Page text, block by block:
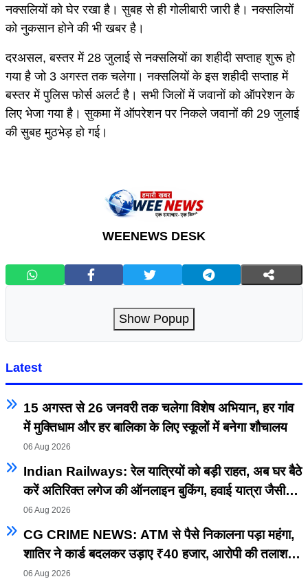
नक्सलियों को घेर रखा है। सुबह से ही गोलीबारी जारी है। नक्सलियों
को नुकसान होने की भी खबर है।
दरअसल, बस्तर में 28 जुलाई से नक्सलियों का शहीदी सप्ताह शुरू हो
गया है जो 3 अगस्त तक चलेगा। नक्सलियों के इस शहीदी सप्ताह में
बस्तर में पुलिस फोर्स अलर्ट है। सभी जिलों में जवानों को ऑपरेशन के
लिए भेजा गया है। सुकमा में ऑपरेशन पर निकले जवानों की 29 जुलाई
की सुबह मुठभेड़ हो गई।
WEENEWS DESK
Show Popup
Latest
15 अगस्त से 26 जनवरी तक चलेगा विशेष अभियान, हर गांव
में मुक्तिधाम और हर बालिका के लिए स्कूलों में बनेगा शौचालय
06 Aug 2026
Indian Railways: रेल यात्रियों को बड़ी राहत, अब घर बैठे
करें अतिरिक्त लगेज की ऑनलाइन बुकिंग, हवाई यात्रा जैसी
सुविधा रेलवे में भी शुरू
06 Aug 2026
CG CRIME NEWS: ATM से पैसे निकालना पड़ा महंगा,
शातिर ने कार्ड बदलकर उड़ाए ₹40 हजार, आरोपी की तलाश
तेज
06 Aug 2026